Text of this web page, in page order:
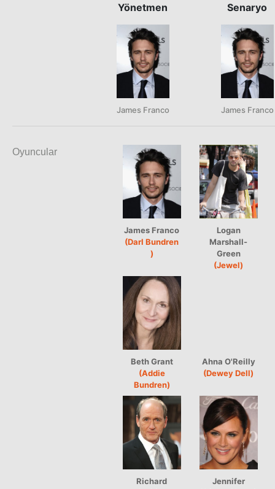
Yönetmen
James Franco
Senaryo
James Franco
Oyuncular
James Franco
(Darl Bundren
)
Logan
Marshall-
Green
(Jewel)
Beth Grant
(Addie
Bundren)
Ahna O'Reilly
(Dewey Dell)
Richard
Jennifer